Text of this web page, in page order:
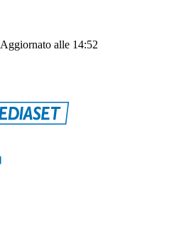
Aggiornato alle 14:52